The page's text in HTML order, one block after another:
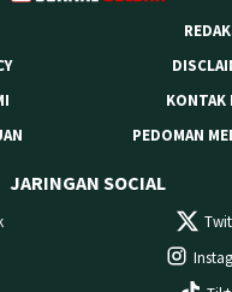
KONTAK
PEDOMAN
JARINGAN SOCIAL